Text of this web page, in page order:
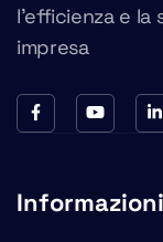
l’efficienza e la
impresa